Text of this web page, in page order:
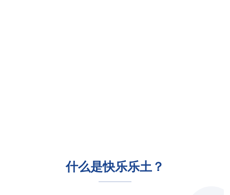
什么是快乐乐土？